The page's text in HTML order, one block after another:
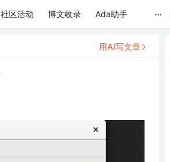
社区活动 博文收录 Ada助手 ...
用AI写文章